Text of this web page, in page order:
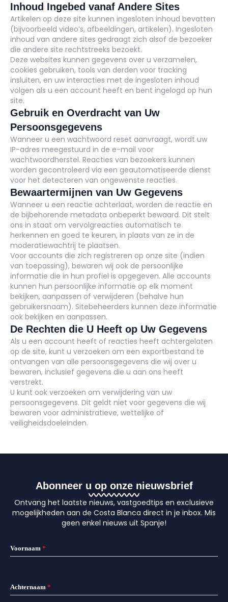
Inhoud Ingebed vanaf Andere Sites
Artikelen op deze site kunnen ingesloten inhoud bevatten
(bijvoorbeeld video’s, afbeeldingen, artikelen). Ingesloten
inhoud van andere sites gedraagt zich alsof de bezoeker
die andere site rechtstreeks bezoekt.
Deze websites kunnen gegevens over u verzamelen,
cookies gebruiken, tools van derden voor tracking
insluiten, en uw interacties met de ingesloten inhoud
volgen als u een account heeft en bent ingelogd op hun
site.
Gebruik en Overdracht van Uw
Persoonsgegevens
Wanneer u een wachtwoord reset aanvraagt, wordt uw
IP-adres meegestuurd in de e-mail voor
wachtwoordherstel. Reacties van bezoekers kunnen
worden gecontroleerd via een geautomatiseerde dienst
voor het detecteren van ongewenste reacties.
Bewaartermijnen van Uw Gegevens
Wanneer u een reactie achterlaat, worden de reactie en
de bijbehorende metadata onbeperkt bewaard. Dit stelt
ons in staat om vervolgreacties automatisch te
herkennen en goed te keuren, in plaats van ze in de
moderatiewachtrij te plaatsen.
Voor accounts die zich registreren op onze site (indien
van toepassing), bewaren wij ook de persoonlijke
informatie die in hun profiel is opgegeven. Alle accounts
kunnen hun persoonlijke informatie op elk moment
bekijken, aanpassen of verwijderen (behalve hun
gebruikersnaam). Sitebeheerders kunnen deze informatie
ook bekijken en aanpassen.
De Rechten die U Heeft op Uw Gegevens
Als u een account heeft of reacties heeft achtergelaten
op de site, kunt u verzoeken om een exportbestand te
ontvangen van alle persoonsgegevens die wij over u
bewaren, inclusief gegevens die u aan ons heeft
verstrekt.
U kunt ook verzoeken om verwijdering van uw
persoonsgegevens. Dit geldt niet voor gegevens die wij
bewaren voor administratieve, wettelijke of
veiligheidsdoeleinden.
Abonneer u op onze nieuwsbrief
Ontvang het laatste nieuws, vastgoedtips en exclusieve
mogelijkheden aan de Costa Blanca direct in je inbox. Mis
geen enkel nieuws uit Spanje!
Voornaam *
Achternaam *